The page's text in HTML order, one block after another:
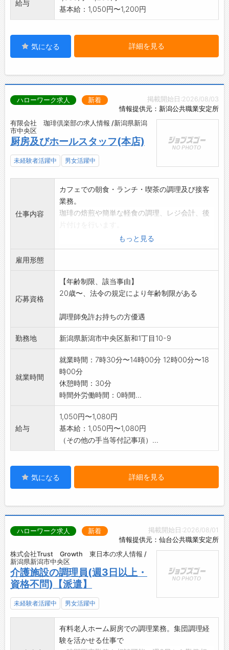
給与
基本給：1,050円〜1,200円
気になる 詳細を見る
掲載開始日:2026/08/03
情報提供元：新潟公共職業安定所
ハローワーク求人 新着
有限会社 珈琲倶楽部の求人情報 /新潟県新潟
市中央区
厨房及びホールスタッフ(本店)
未経験者活躍中 男女活躍中
仕事内容
カフェでの朝食・ランチ・喫茶の調理及び接客
業務。
珈琲の焙煎や簡単な軽食の調理、レジ会計、後
開店前準備や閉店後のお店の片付けも行いま
す。
「変更範囲:変更なし」
もっと見る
雇用形態
応募資格
【年齢制限、該当事由】
20歳〜、法令の規定により年齢制限がある
調理師免許お持ちの方優遇
勤務地 新潟県新潟市中央区新和1丁目10-9
就業時間
就業時間：7時30分〜14時00分 12時00分〜18
時00分
休憩時間：30分
時間外労働時間：0時間...
給与
1,050円〜1,080円
基本給：1,050円〜1,080円
（その他の手当等付記事項）...
気になる 詳細を見る
掲載開始日:2026/08/01
情報提供元：仙台公共職業安定所
ハローワーク求人 新着
株式会社Trust Growth 東日本の求人情報 /
新潟県新潟市中央区
介護施設の調理員(週3日以上・
資格不問)【派遣】
未経験者活躍中 男女活躍中
有料老人ホーム厨房での調理業務。集団調理経
験を活かせる仕事で